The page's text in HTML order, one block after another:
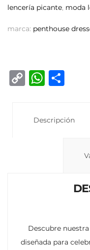
lencería picante, moda
marca: penthouse
C
W
s
p
Descripción
Descubre
diseñada para